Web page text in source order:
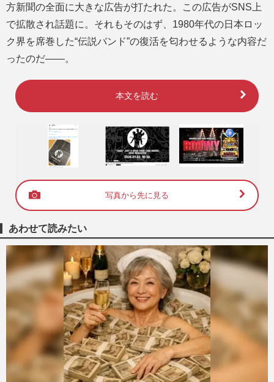
方新聞の全面に大きな広告が打たれた。この広告がSNS上
で拡散され話題に。それもそのはず、1980年代の日本ロッ
ク界を席巻した“伝説バンド”の復活を匂わせるような内容だ
ったのだ――。
本文を読む
写真から先に見る
あわせて読みたい